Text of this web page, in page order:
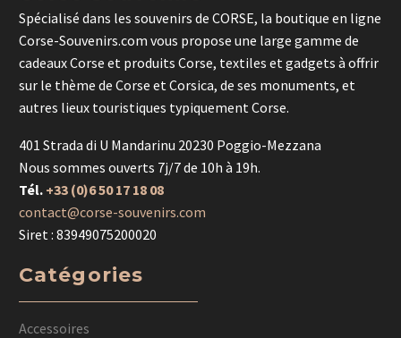
Spécialisé dans les souvenirs de CORSE, la boutique en ligne
Corse-Souvenirs.com vous propose une large gamme de
cadeaux Corse et produits Corse, textiles et gadgets à offrir
sur le thème de Corse et Corsica, de ses monuments, et
autres lieux touristiques typiquement Corse.
401 Strada di U Mandarinu 20230 Poggio-Mezzana
Nous sommes ouverts 7j/7 de 10h à 19h.
Tél. +33 (0)6 50 17 18 08
contact@corse-souvenirs.com
Siret : 83949075200020
Catégories
Accessoires